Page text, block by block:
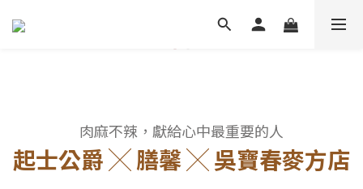
肉麻不辣，獻給心中最重要的人
起士公爵 ╳ 膳馨╳吳寶春麥方店